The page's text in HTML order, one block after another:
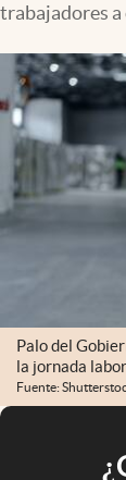
trabajadores a
Palo del
la jornada
Fuente: